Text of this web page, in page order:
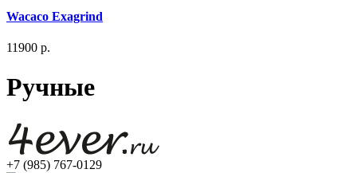
Wacaco Exagrind
11900 р.
Ручные
+7 (985) 767-0129